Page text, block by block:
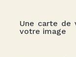
Une carte de
votre image